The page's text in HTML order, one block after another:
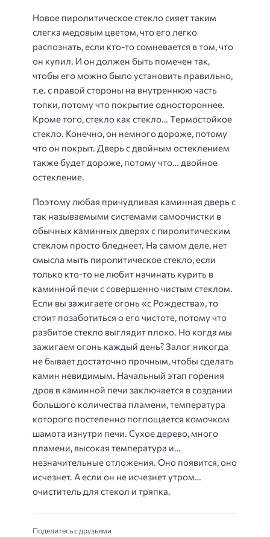
Новое пиролитическое стекло сияет таким
слегка медовым цветом, что его легко
распознать, если кто-то сомневается в том, что
он купил. И он должен быть помечен так,
чтобы его можно было установить правильно,
т.е. с правой стороны на внутреннюю часть
топки, потому что покрытие одностороннее.
Кроме того, стекло как стекло… Термостойкое
стекло. Конечно, он немного дороже, потому
что он покрыт. Дверь с двойным остеклением
также будет дороже, потому что… двойное
остекление.
Поэтому любая причудливая каминная дверь с
так называемыми системами самоочистки в
обычных каминных дверях с пиролитическим
стеклом просто бледнеет. На самом деле, нет
смысла мыть пиролитическое стекло, если
только кто-то не любит начинать курить в
каминной печи с совершенно чистым стеклом.
Если вы зажигаете огонь «с Рождества», то
стоит позаботиться о его чистоте, потому что
разбитое стекло выглядит плохо. Но когда мы
зажигаем огонь каждый день? Залог никогда
не бывает достаточно прочным, чтобы сделать
камин невидимым. Начальный этап горения
дров в каминной печи заключается в создании
большого количества пламени, температура
которого постепенно поглощается комочком
шамота изнутри печи. Сухое дерево, много
пламени, высокая температура и…
незначительные отложения. Оно появится, оно
исчезнет. А если он не исчезнет утром…
очиститель для стекол и тряпка.
Поделитесь с друзьями